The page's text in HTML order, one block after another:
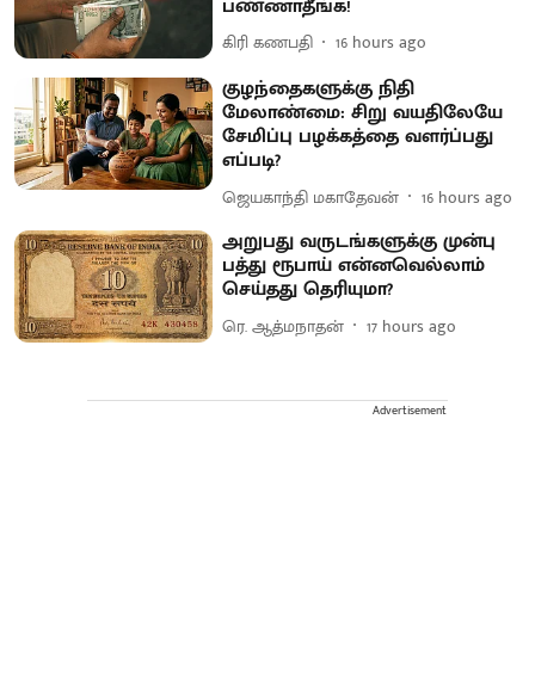
கிரி கணபதி 16 hours ago
குழந்தைகளுக்கு நிதி
மேலாண்மை: சிறு வயதிலேயே
சேமிப்பு பழக்கத்தை வளர்ப்பது
எப்படி?
ஜெயகாந்தி மகாதேவன் 16 hours ago
அறுபது வருடங்களுக்கு முன்பு
பத்து ரூபாய் என்னவெல்லாம்
செய்தது தெரியுமா?
ரெ. ஆத்மநாதன் 17 hours ago
Advertisement